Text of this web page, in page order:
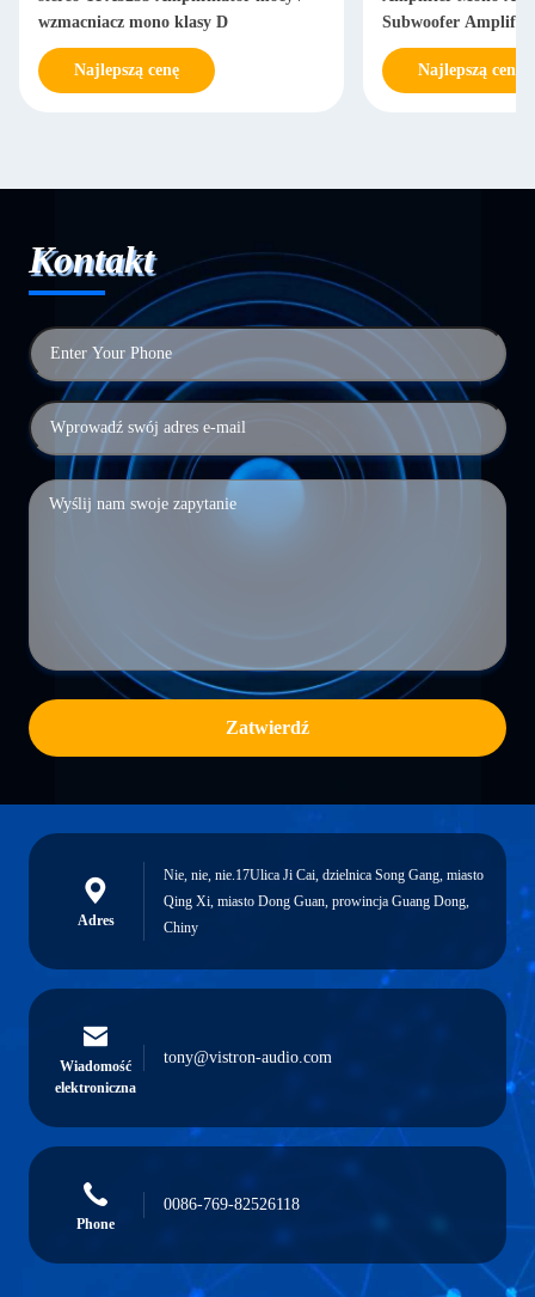
wzmacniacz mono klasy D
Najlepszą cenę
Subwoofer Amplifier
Najlepszą cenę
Kontakt
Zatwierdź
Adres
Nie, nie, nie.17Ulica Ji Cai, dzielnica Song Gang, miasto
Qing Xi, miasto Dong Guan, prowincja Guang Dong,
Chiny
Wiadomość
elektroniczna
tony@vistron-audio.com
Phone
0086-769-82526118